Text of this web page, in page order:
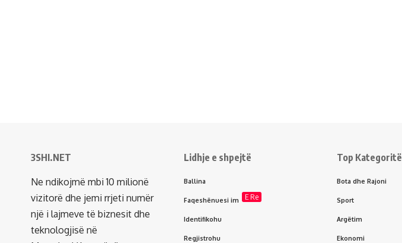
3SHI.NET
Ne ndikojmë mbi 10 milionë
vizitorë dhe jemi rrjeti numër
një i lajmeve të biznesit dhe
teknologjisë në
Lidhje e shpejtë
Ballina
Faqeshënuesi im E Re
Identifikohu
Regjistrohu
Top Kategoritë
Bota dhe Rajoni
Sport
Argëtim
Ekonomi